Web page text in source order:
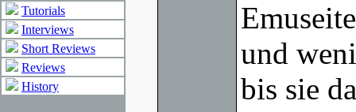
Tutorials
Interviews
Short Reviews
Reviews
History
und
bis sie